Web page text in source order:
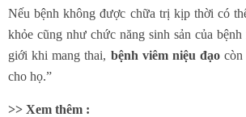
Nếu bệnh không được chữa trị kịp thời có
khỏe cũng như chức năng sinh sản của
giới khi mang thai, bệnh viêm niệu đạo còn
cho họ.”
>> Xem thêm :